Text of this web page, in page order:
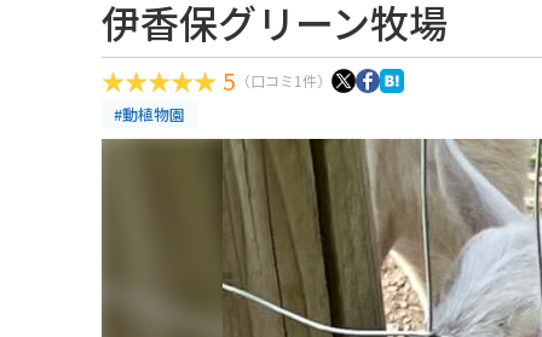
伊香保グリーン牧場
5 （口コミ1件）
#動植物園